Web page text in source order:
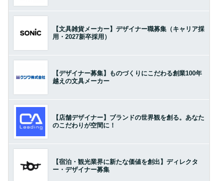
【文具雑貨メーカー】デザイナー職募集（キャリア採
用・2027新卒採用）
【デザイナー募集】ものづくりにこだわる創業100年
越えの文具メーカー
【店舗デザイナー】ブランドの世界観を創る。あなた
のこだわりが空間に！
【宿泊・観光業界に新たな価値を創出】ディレクタ
ー・デザイナー募集